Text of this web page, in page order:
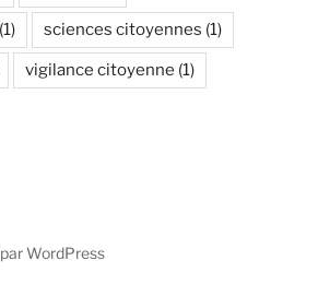
(1) sciences citoyennes (1)
vigilance citoyenne (1)
WordPress